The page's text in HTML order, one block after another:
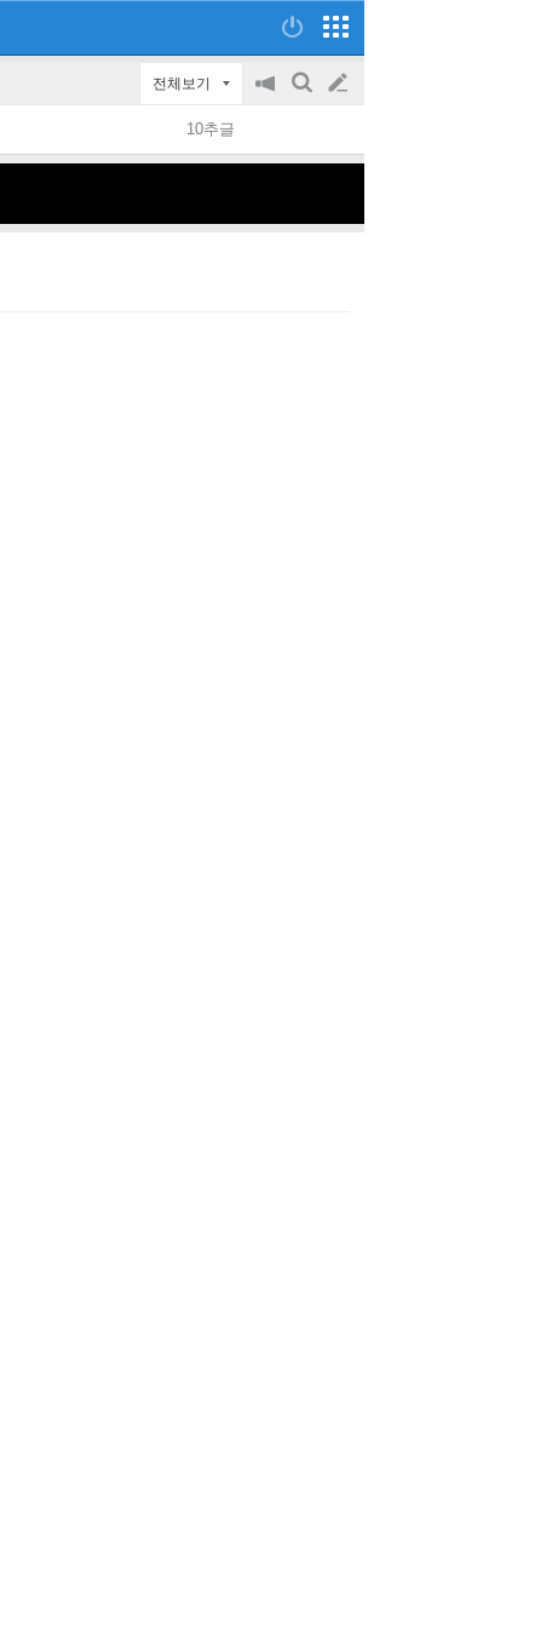
전체보기
공
on/off
검
글
쓰
10추글